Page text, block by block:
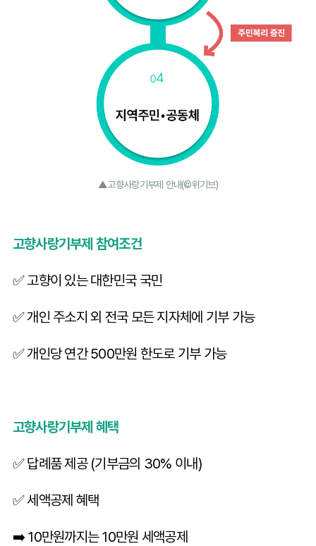
▲고향사랑기부제 안내(©위기브)
고향사랑기부제 참여조건
✅ 고향이 있는 대한민국 국민
✅ 개인 주소지 외 전국 모든 지자체에 기부 가능
✅ 개인당 연간 500만원 한도로 기부 가능
고향사랑기부제 혜택
✅ 답례품 제공 (기부금의 30% 이내)
✅ 세액공제 혜택
➡️ 10만원까지는 10만원 세액공제